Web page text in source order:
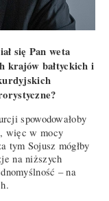
się Pan weta
krajów bałtyckich i
spowodowałoby
więc w mocy
tym Sojusz mógłby
na niższych
– na